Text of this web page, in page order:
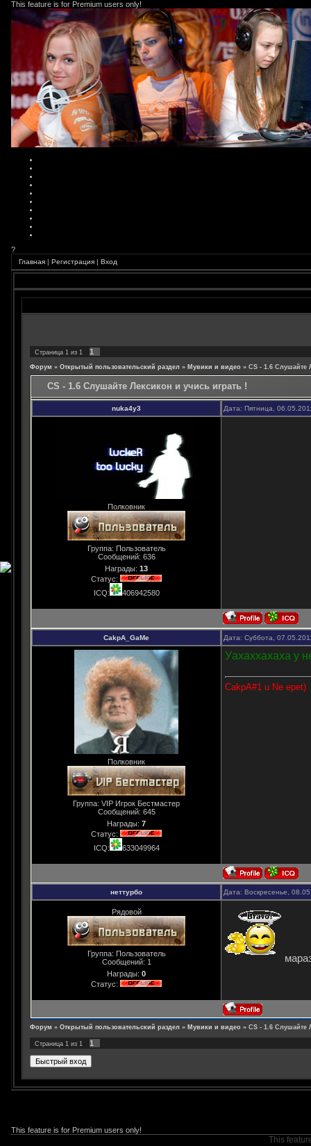
This feature is for Premium users only!
?
Главная | Регистрация | Вход
Страница 1 из 1 1
Форум » Открытый пользовательский раздел » Мувики и видео » CS - 1.6 Слушайте
CS - 1.6 Слушайте Лексикон и учись играть !
nuka4y3 Дата: Пятница,
Полковник
Группа: Пользователь
Сообщений: 636
Награды: 13
Статус:
ICQ:
406942580
CakpA_GaMe Дата: Суббота,
Полковник
Группа: VIP Игрок Бестмастер
Сообщений: 645
Награды: 7
Статус:
ICQ:
633049964
Уахаххахаха у
CakpA#1 u Ne epet)
неттурбо Дата: Воскресенье,
Рядовой
Группа: Пользователь
Сообщений: 1
Награды: 0
Статус:
Форум » Открытый пользовательский раздел » Мувики и видео » CS - 1.6 Слушайте
Страница 1 из 1 1
This feature is for Premium users only!
This